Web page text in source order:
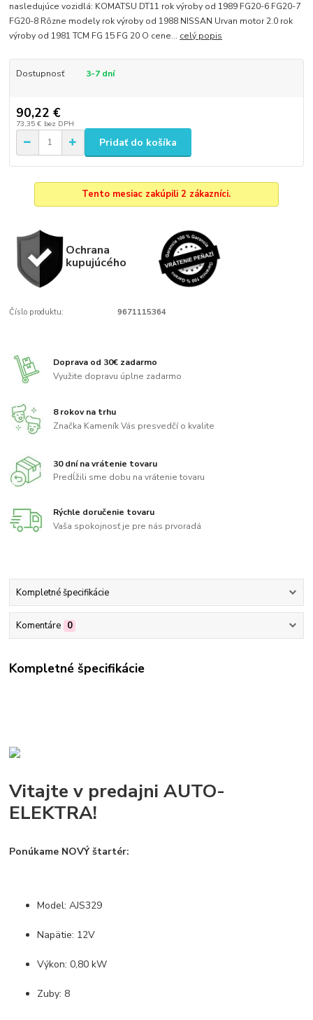
nasledujúce vozidlá: KOMATSU DT11 rok výroby od 1989 FG20-6 FG20-7
FG20-8 Rôzne modely rok výroby od 1988 NISSAN Urvan motor 2.0 rok
výroby od 1981 TCM FG 15 FG 20 O cene... celý popis
Dostupnosť 3-7 dní
90,22 €
73,35 € bez DPH
Pridať do košíka
Tento mesiac zakúpili 2 zákazníci.
Ochrana
kupujúcého
Číslo produktu: 9671115364
Doprava od 30€ zadarmo
Využite dopravu úplne zadarmo
8 rokov na trhu
Značka Kameník Vás presvedčí o kvalite
30 dní na vrátenie tovaru
Predĺžili sme dobu na vrátenie tovaru
Rýchle doručenie tovaru
Vaša spokojnosť je pre nás prvoradá
Kompletné špecifikácie
Komentáre 0
Kompletné špecifikácie
Vitajte v predajni AUTO-
ELEKTRA!
Ponúkame NOVÝ štartér:
Model: AJS329
Napätie: 12V
Výkon: 0,80 kW
Zuby: 8